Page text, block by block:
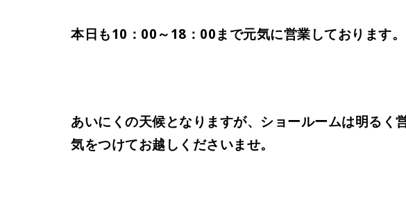
本日も10：00～18：00まで元気に営業しております。
あいにくの天候となりますが、ショールームは明るく
気をつけてお越しくださいませ。